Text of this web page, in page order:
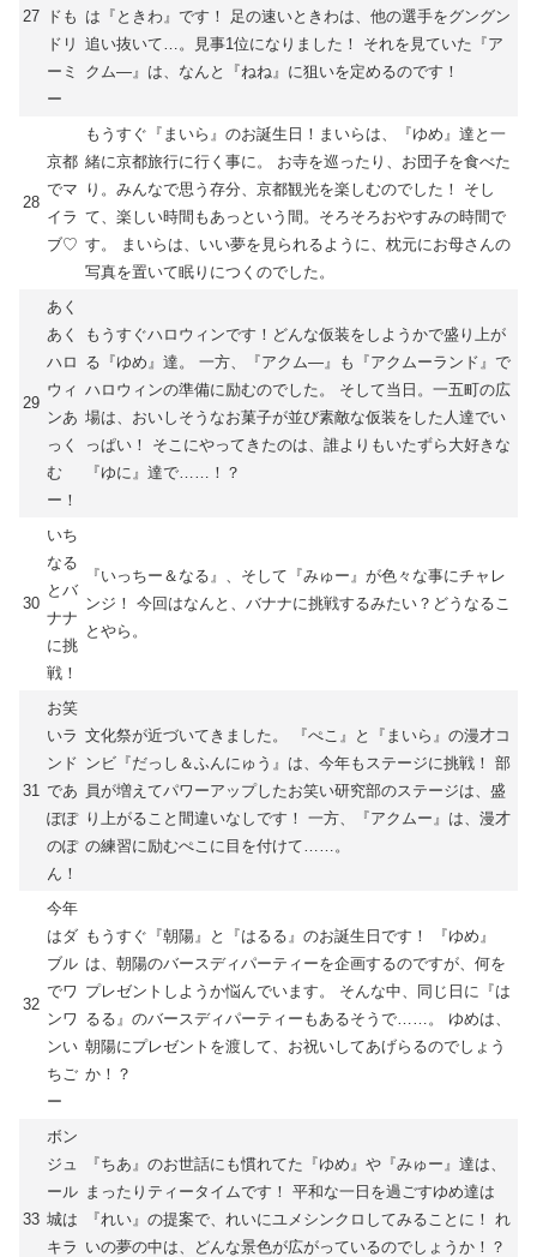
27
ドも
ドリ
ーミ
ー
は『ときわ』です！ 足の速いときわは、他の選手をグングン
追い抜いて…。見事1位になりました！ それを見ていた『ア
クム―』は、なんと『ねね』に狙いを定めるのです！
28
京都
でマ
イラ
ブ♡
もうすぐ『まいら』のお誕生日！まいらは、『ゆめ』達と一
緒に京都旅行に行く事に。 お寺を巡ったり、お団子を食べた
り。みんなで思う存分、京都観光を楽しむのでした！ そし
て、楽しい時間もあっという間。そろそろおやすみの時間で
す。 まいらは、いい夢を見られるように、枕元にお母さんの
写真を置いて眠りにつくのでした。
29
あく
あく
ハロ
ウィ
ンあ
っく
む
ー！
もうすぐハロウィンです！どんな仮装をしようかで盛り上が
る『ゆめ』達。 一方、『アクム―』も『アクムーランド』で
ハロウィンの準備に励むのでした。 そして当日。一五町の広
場は、おいしそうなお菓子が並び素敵な仮装をした人達でい
っぱい！ そこにやってきたのは、誰よりもいたずら大好きな
『ゆに』達で……！？
30
いち
なる
とバ
ナナ
に挑
戦！
『いっちー＆なる』、そして『みゅー』が色々な事にチャレ
ンジ！ 今回はなんと、バナナに挑戦するみたい？どうなるこ
とやら。
31
お笑
いラ
ンド
であ
ぽぽ
のぽ
ん！
文化祭が近づいてきました。 『ぺこ』と『まいら』の漫才コ
ンビ『だっし＆ふんにゅう』は、今年もステージに挑戦！ 部
員が増えてパワーアップしたお笑い研究部のステージは、盛
り上がること間違いなしです！ 一方、『アクムー』は、漫才
の練習に励むぺこに目を付けて……。
32
今年
はダ
ブル
でワ
ンワ
ンい
ちご
ー
もうすぐ『朝陽』と『はるる』のお誕生日です！ 『ゆめ』
は、朝陽のバースディパーティーを企画するのですが、何を
プレゼントしようか悩んでいます。 そんな中、同じ日に『は
るる』のバースディパーティーもあるそうで……。 ゆめは、
朝陽にプレゼントを渡して、お祝いしてあげらるのでしょう
か！？
33
ボン
ジュ
ール
城は
キラ
『ちあ』のお世話にも慣れてた『ゆめ』や『みゅー』達は、
まったりティータイムです！ 平和な一日を過ごすゆめ達は
『れい』の提案で、れいにユメシンクロしてみることに！ れ
いの夢の中は、どんな景色が広がっているのでしょうか！？